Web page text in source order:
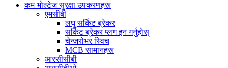
कम भोल्टेज सुरक्षा उपकरणहरू
एमसीबी
लघु सर्किट ब्रेकर
सर्किट ब्रेकर प्लग इन गर्नुहोस्
चेन्जरोभर स्विच
MCB सामानहरू
आरसीसीबी